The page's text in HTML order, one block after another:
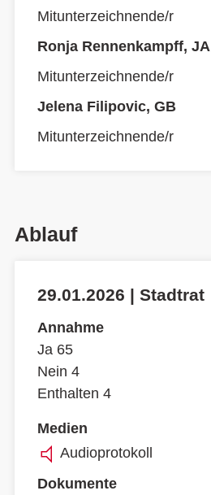
Mitunterzeichnende/r
Ronja Rennenkampff, JA
Mitunterzeichnende/r
Jelena Filipovic, GB
Mitunterzeichnende/r
Ablauf
29.01.2026 | Stadtrat
Annahme
Ja 65
Nein 4
Enthalten 4
Medien
Audioprotokoll
Dokumente